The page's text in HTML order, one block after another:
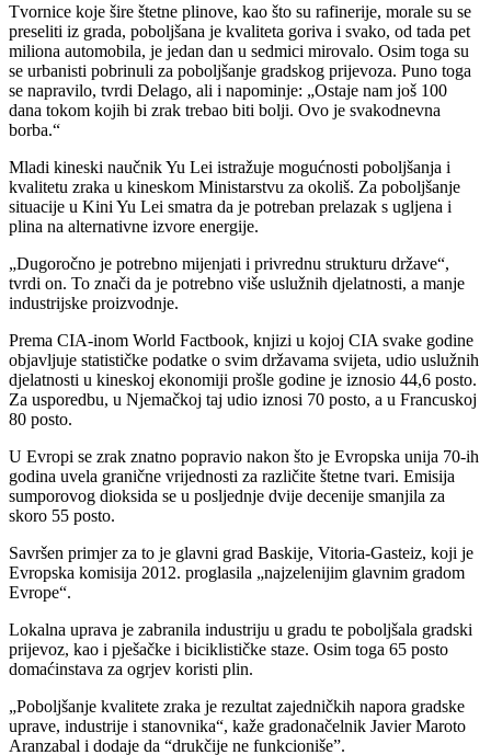
Tvornice koje šire štetne plinove, kao što su rafinerije, morale su se
preseliti iz grada, poboljšana je kvaliteta goriva i svako, od tada pet
miliona automobila, je jedan dan u sedmici mirovalo. Osim toga su
se urbanisti pobrinuli za poboljšanje gradskog prijevoza. Puno toga
se napravilo, tvrdi Delago, ali i napominje: „Ostaje nam još 100
dana tokom kojih bi zrak trebao biti bolji. Ovo je svakodnevna
borba.“
Mladi kineski naučnik Yu Lei istražuje mogućnosti poboljšanja i
kvalitetu zraka u kineskom Ministarstvu za okoliš. Za poboljšanje
situacije u Kini Yu Lei smatra da je potreban prelazak s ugljena i
plina na alternativne izvore energije.
„Dugoročno je potrebno mijenjati i privrednu strukturu države“,
tvrdi on. To znači da je potrebno više uslužnih djelatnosti, a manje
industrijske proizvodnje.
Prema CIA-inom World Factbook, knjizi u kojoj CIA svake godine
objavljuje statističke podatke o svim državama svijeta, udio uslužnih
djelatnosti u kineskoj ekonomiji prošle godine je iznosio 44,6 posto.
Za usporedbu, u Njemačkoj taj udio iznosi 70 posto, a u Francuskoj
80 posto.
U Evropi se zrak znatno popravio nakon što je Evropska unija 70-ih
godina uvela granične vrijednosti za različite štetne tvari. Emisija
sumporovog dioksida se u posljednje dvije decenije smanjila za
skoro 55 posto.
Savršen primjer za to je glavni grad Baskije, Vitoria-Gasteiz, koji je
Evropska komisija 2012. proglasila „najzelenijim glavnim gradom
Evrope“.
Lokalna uprava je zabranila industriju u gradu te poboljšala gradski
prijevoz, kao i pješačke i biciklističke staze. Osim toga 65 posto
domaćinstava za ogrjev koristi plin.
„Poboljšanje kvalitete zraka je rezultat zajedničkih napora gradske
uprave, industrije i stanovnika“, kaže gradonačelnik Javier Maroto
Aranzabal i dodaje da “drukčije ne funkcioniše”.